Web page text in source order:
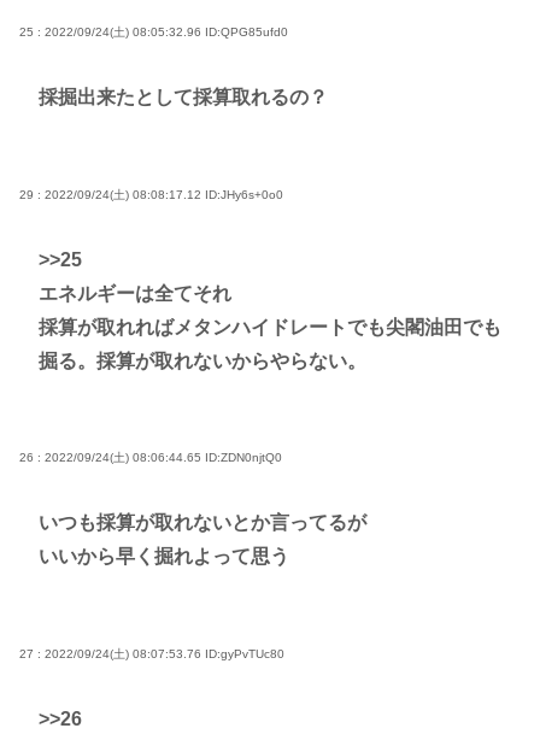
25 : 2022/09/24(土) 08:05:32.96 ID:QPG85ufd0
採掘出来たとして採算取れるの？
29 : 2022/09/24(土) 08:08:17.12 ID:JHy6s+0o0
>>25
エネルギーは全てそれ
採算が取れればメタンハイドレートでも尖閣油田でも
掘る。採算が取れないからやらない。
26 : 2022/09/24(土) 08:06:44.65 ID:ZDN0njtQ0
いつも採算が取れないとか言ってるが
いいから早く掘れよって思う
27 : 2022/09/24(土) 08:07:53.76 ID:gyPvTUc80
>>26